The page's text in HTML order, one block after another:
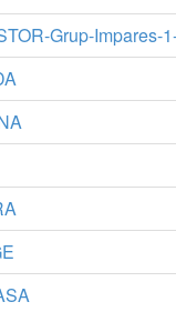
Grup-Impares-